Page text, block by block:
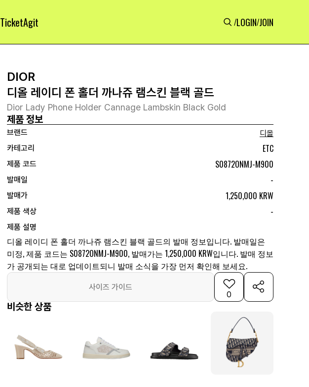
TicketAgit /LOGIN/JOIN
DIOR
디올 레이디 폰 홀더 까나쥬 램스킨 블랙 골드
Dior Lady Phone Holder Cannage Lambskin Black Gold
제품 정보
브랜드
디올
카테고리
ETC
제품 코드 S0872ONMJ-M900
발매일 -
발매가 1,250,000 KRW
제품 색상 -
제품 설명
디올 레이디 폰 홀더 까나쥬 램스킨 블랙 골드의 발매 정보입니다. 발매일은
미정, 제품 코드는 S0872ONMJ-M900, 발매가는 1,250,000 KRW입니다. 발매 정보
가 공개되는 대로 업데이트되니 발매 소식을 가장 먼저 확인해 보세요.
사이즈 가이드
0
비슷한 상품